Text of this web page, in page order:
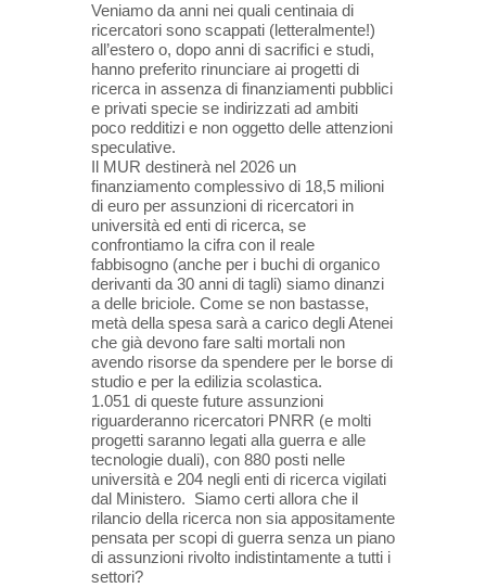
Veniamo da anni nei quali centinaia di
ricercatori sono scappati (letteralmente!)
all’estero o, dopo anni di sacrifici e studi,
hanno preferito rinunciare ai progetti di
ricerca in assenza di finanziamenti pubblici
e privati specie se indirizzati ad ambiti
poco redditizi e non oggetto delle attenzioni
speculative.
Il MUR destinerà nel 2026 un
finanziamento complessivo di 18,5 milioni
di euro per assunzioni di ricercatori in
università ed enti di ricerca, se
confrontiamo la cifra con il reale
fabbisogno (anche per i buchi di organico
derivanti da 30 anni di tagli) siamo dinanzi
a delle briciole. Come se non bastasse,
metà della spesa sarà a carico degli Atenei
che già devono fare salti mortali non
avendo risorse da spendere per le borse di
studio e per la edilizia scolastica.
1.051 di queste future assunzioni
riguarderanno ricercatori PNRR (e molti
progetti saranno legati alla guerra e alle
tecnologie duali), con 880 posti nelle
università e 204 negli enti di ricerca vigilati
dal Ministero. Siamo certi allora che il
rilancio della ricerca non sia appositamente
pensata per scopi di guerra senza un piano
di assunzioni rivolto indistintamente a tutti i
settori?